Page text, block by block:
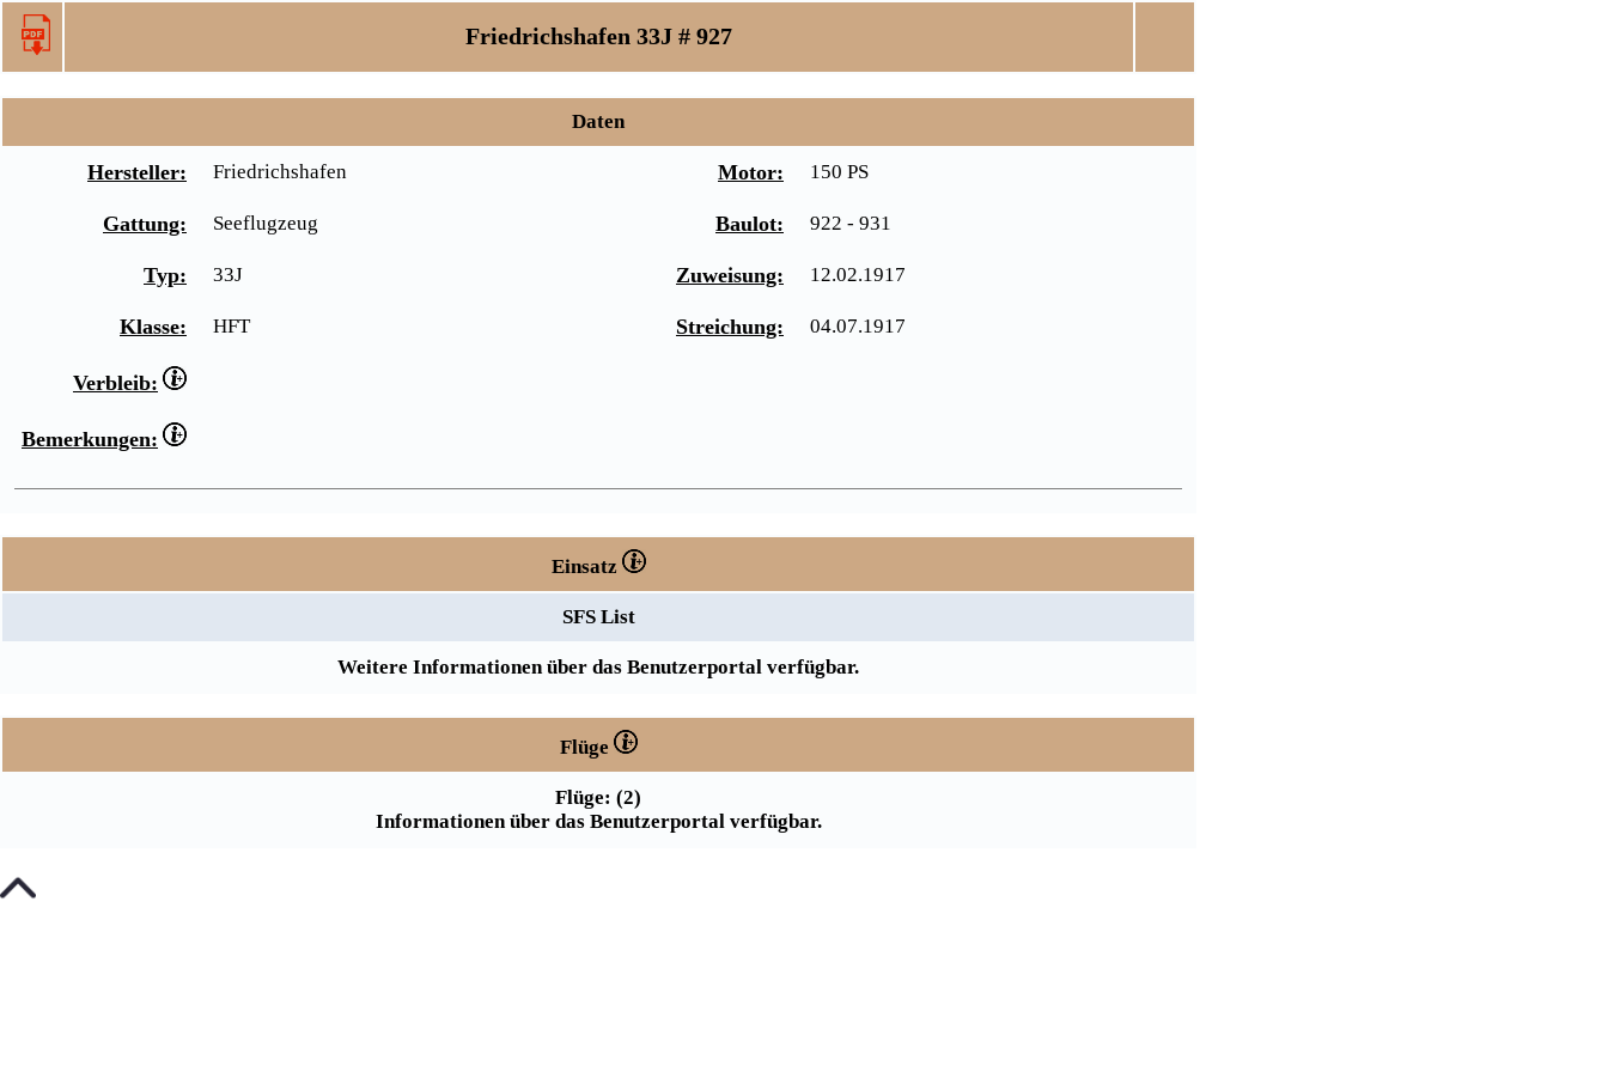
Friedrichshafen 33J # 927
Daten
Hersteller: Friedrichshafen Motor: 150 PS
Gattung: Seeflugzeug Baulot: 922 - 931
Typ: 33J Zuweisung: 12.02.1917
Klasse: HFT Streichung: 04.07.1917
Verbleib:
Bemerkungen:
Einsatz
SFS List
Weitere Informationen über das Benutzerportal verfügbar.
Flüge
Flüge: (2)
Informationen über das Benutzerportal verfügbar.